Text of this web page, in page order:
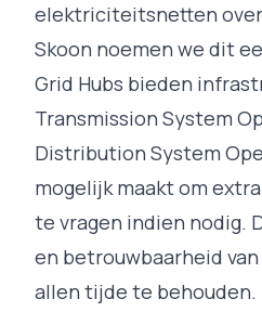
elektriciteitsnetten
Skoon noemen we dit
Grid Hubs bieden
Transmission System
Distribution System
mogelijk maakt om
te vragen indien nodig.
en betrouwbaarheid
allen tijde te behouden.